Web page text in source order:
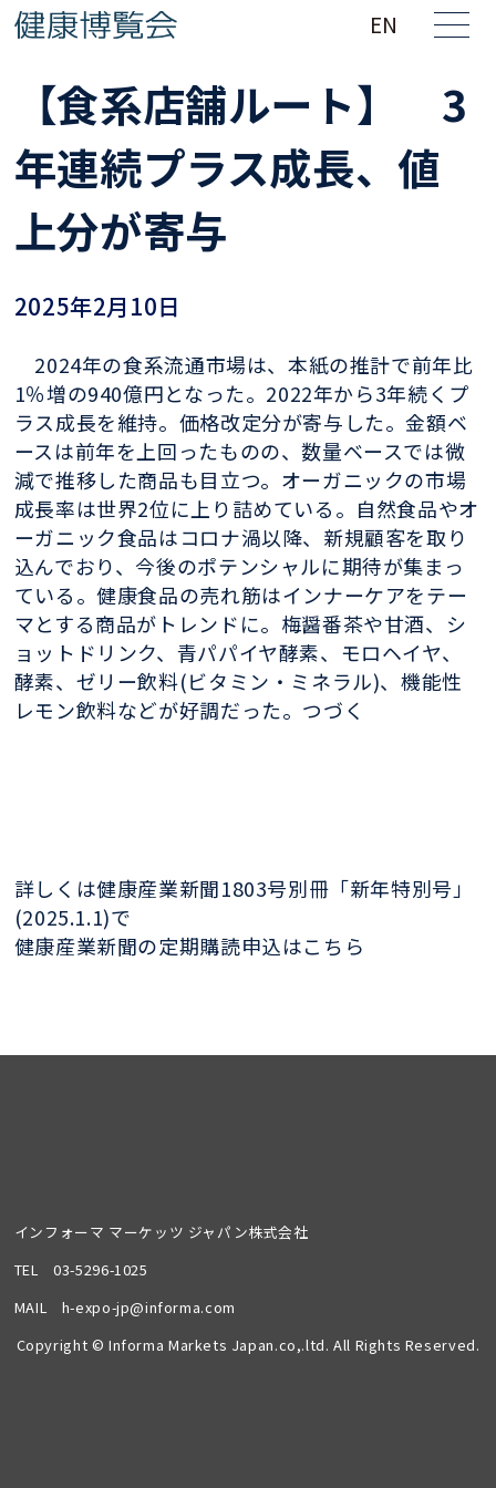
EN
【食系店舗ルート】 3
年連続プラス成長、値
上分が寄与
2025年2月10日
2024年の食系流通市場は、本紙の推計で前年比
1％増の940億円となった。2022年から3年続くプ
ラス成長を維持。価格改定分が寄与した。金額ベ
ースは前年を上回ったものの、数量ベースでは微
減で推移した商品も目立つ。オーガニックの市場
成長率は世界2位に上り詰めている。自然食品やオ
ーガニック食品はコロナ渦以降、新規顧客を取り
込んでおり、今後のポテンシャルに期待が集まっ
ている。健康食品の売れ筋はインナーケアをテー
マとする商品がトレンドに。梅醤番茶や甘酒、シ
ョットドリンク、青パパイヤ酵素、モロヘイヤ、
酵素、ゼリー飲料(ビタミン・ミネラル)、機能性
レモン飲料などが好調だった。つづく
詳しくは健康産業新聞1803号別冊「新年特別号」
(2025.1.1)で
健康産業新聞の定期購読申込はこちら
インフォーマ マーケッツ ジャパン株式会社
TEL03-5296-1025
MAIL h-expo-jp@informa.com
Copyright © Informa Markets Japan.co,.ltd. All Rights Reserved.